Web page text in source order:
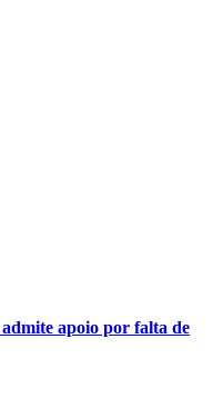
apoio por falta de